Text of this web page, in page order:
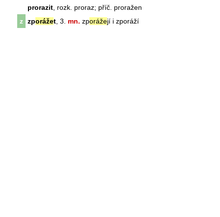
prorazit , rozk. proraz; příč. proražen
z
zporážet , 3. mn. zporážejí i zporáží